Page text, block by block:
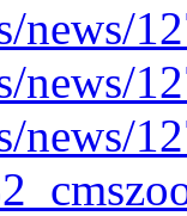
news/
news/
news/